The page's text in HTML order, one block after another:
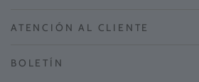
ATENCIÓN AL CLIENTE
BOLETÍN